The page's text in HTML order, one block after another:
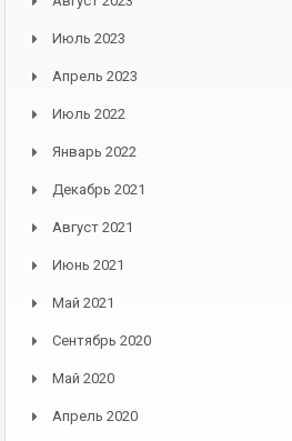
Июль 2023
Апрель 2023
Июль 2022
Январь 2022
Декабрь 2021
Август 2021
Июнь 2021
Май 2021
Сентябрь 2020
Май 2020
Апрель 2020